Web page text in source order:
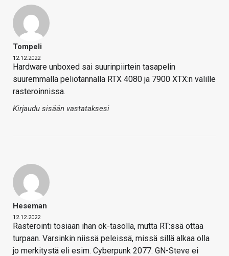
Tompeli
12.12.2022
Hardware unboxed sai suurinpiirtein tasapelin
suuremmalla peliotannalla RTX 4080 ja 7900 XTX:n välille
rasteroinnissa.
Kirjaudu sisään vastataksesi
Heseman
12.12.2022
Rasterointi tosiaan ihan ok-tasolla, mutta RT:ssä ottaa
turpaan. Varsinkin niissä peleissä, missä sillä alkaa olla
jo merkitystä eli esim. Cyberpunk 2077. GN-Steve ei